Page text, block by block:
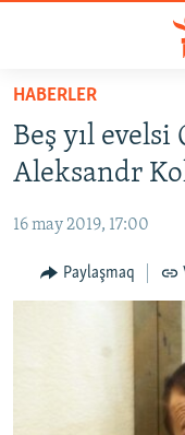
Esas
qaytmaq
Baş
qaytmaq
qaytmaq
HABERLER
SİYASET
CEMİYET
MEDENİYET
HABERLER
Beş yıl evelsi
Aleksandr
16 may 2019, 17:00
Paylaşmaq